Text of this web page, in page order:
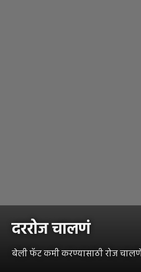
दररोज चालणं
बेली फॅट कमी करण्यासाठी रोज